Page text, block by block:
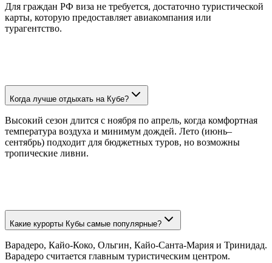
Для граждан РФ виза не требуется, достаточно туристической
карты, которую предоставляет авиакомпания или
турагентство.
Когда лучше отдыхать на Кубе?
Высокий сезон длится с ноября по апрель, когда комфортная
температура воздуха и минимум дождей. Лето (июнь–
сентябрь) подходит для бюджетных туров, но возможны
тропические ливни.
Какие курорты Кубы самые популярные?
Варадеро, Кайо-Коко, Ольгин, Кайо-Санта-Мария и Тринидад.
Варадеро считается главным туристическим центром.